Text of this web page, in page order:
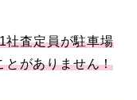
社査定員が駐車場
とがありません！